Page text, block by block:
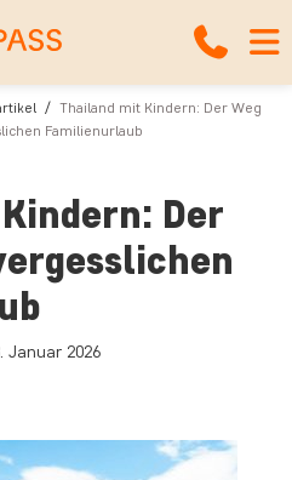
Thailand mit Kindern: Der Weg
Familienurlaub
Der
Januar 2026